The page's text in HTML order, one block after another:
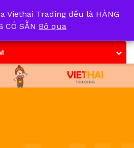
Viethai Trading đều là HÀNG
CÓ SẴN Bỏ qua